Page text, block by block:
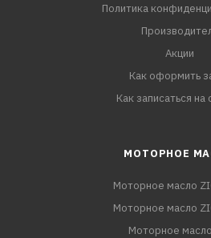
Политика
Акции
Как оформить
Как записаться на
МОТОРНОЕ
Моторное масло
Моторное масло
Моторное